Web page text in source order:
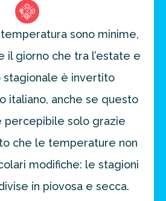
sono minime,
il giorno che tra l’estate e
stagionale è invertito
italiano, anche se questo
percepibile solo grazie
che le temperature non
modifiche: le stagioni
in piovosa e secca.